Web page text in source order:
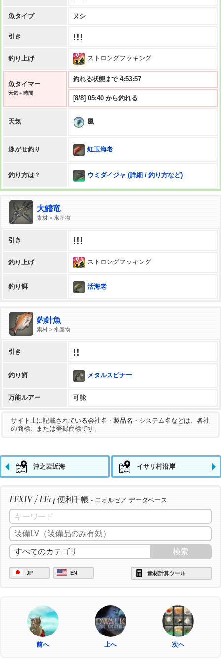
魚タイプ ヌシ
引き !!!
釣り上げ ストロングフッキング
魚タイマー
天気＋時間
釣れる状態まで 4:53:56
[8/8] 05:40 から釣れる
天気 風
泳がせ釣り 紅玉海老
釣り方は？ ウミダイジャ (詳細 / 釣り方など)
大鰭竜
素材 > 水産物
引き !!!
釣り上げ ストロングフッキング
釣り餌 活海老
釣針魚
素材 > 水産物
引き !!
釣り餌 メタルスピナー
万能ルアー 可能
サイト上に記載されている会社名・製品名・システム名などは、各社
の商標、または登録商標です。
沖之岩近海 イサリ村沿岸
FFXIV / FF14 便利手帳 - エオルゼア データベース
JP EN 素材計算ツール
前へ 上へ 次へ